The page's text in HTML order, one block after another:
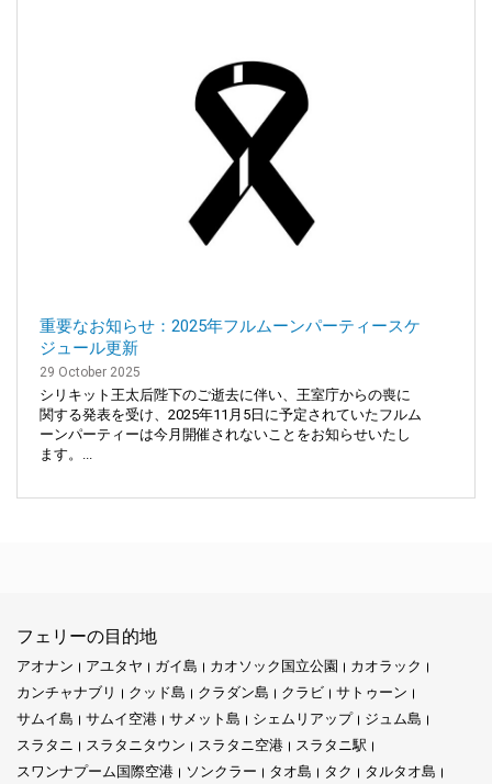
重要なお知らせ：2025年フルムーンパーティースケ
ジュール更新
29 October 2025
シリキット王太后陛下のご逝去に伴い、王室庁からの喪に
関する発表を受け、2025年11月5日に予定されていたフルム
ーンパーティーは今月開催されないことをお知らせいたし
ます。...
フェリーの目的地
アオナン アユタヤ ガイ島 カオソック国立公園
カオラック
カンチャナブリ
クッド島 クラダン島 クラビ
サトゥーン
サムイ島
サムイ空港 サメット島 シェムリアップ
ジュム島
スラタニ
スラタニタウン スラタニ空港
スラタニ駅
スワンナプーム国際空港
ソンクラー タオ島 タク
タルタオ島